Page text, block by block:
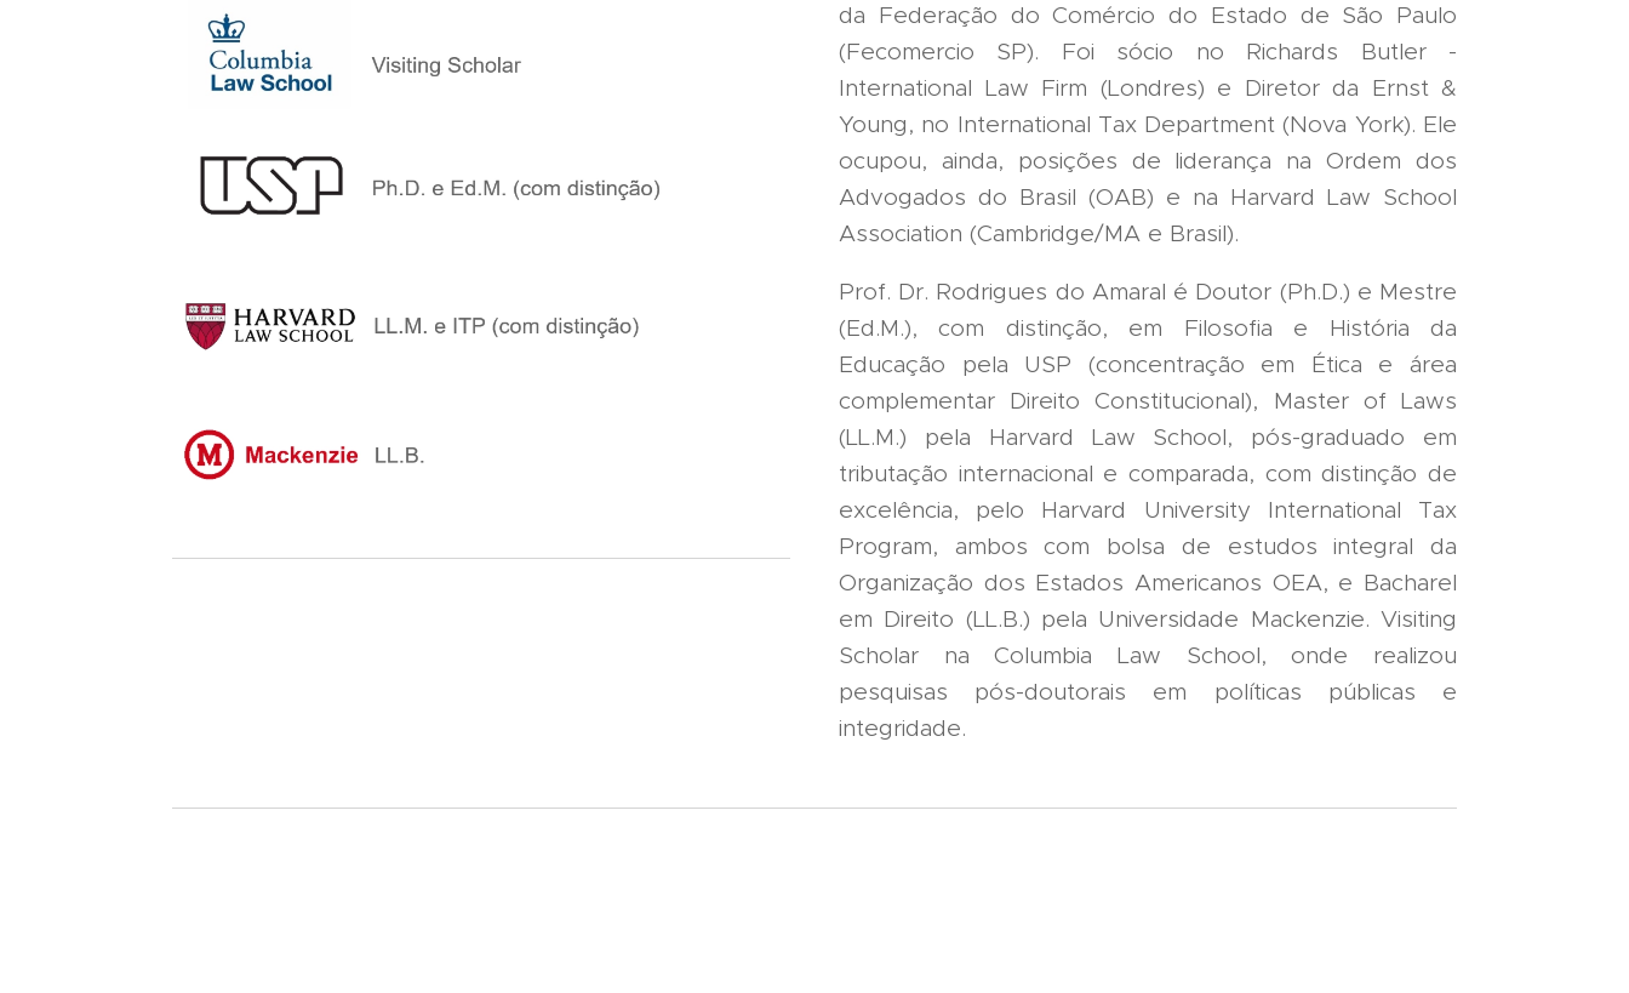
da Federação do Comércio do Estado de São Paulo
(Fecomercio SP). Foi sócio no Richards Butler -
International Law Firm (Londres) e Diretor da Ernst &
Young, no International Tax Department (Nova York). Ele
ocupou, ainda, posições de liderança na Ordem dos
Advogados do Brasil (OAB) e na Harvard Law School
Association (Cambridge/MA e Brasil).
Prof. Dr. Rodrigues do Amaral é Doutor (Ph.D.) e Mestre
(Ed.M.), com distinção, em Filosofia e História da
Educação pela USP (concentração em Ética e área
complementar Direito Constitucional), Master of Laws
(LL.M.) pela Harvard Law School, pós-graduado em
tributação internacional e comparada, com distinção de
excelência, pelo Harvard University International Tax
Program, ambos com bolsa de estudos integral da
Organização dos Estados Americanos OEA, e Bacharel
em Direito (LL.B.) pela Universidade Mackenzie. Visiting
Scholar na Columbia Law School, onde realizou
pesquisas pós-doutorais em políticas públicas e
integridade.